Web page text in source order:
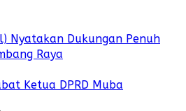
Nyatakan Dukungan Penuh
Raya
Ketua DPRD Muba